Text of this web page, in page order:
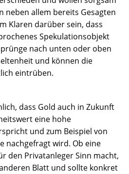
neben allem bereits Gesagten
Klaren darüber sein, dass
Spekulationsobjekt
nach unten oder oben
und können die
eintrüben.
dass Gold auch in Zukunft
eine hohe
und zum Beispiel von
nachgefragt wird. Ob eine
den Privatanleger Sinn macht,
Blatt und sollte konkret